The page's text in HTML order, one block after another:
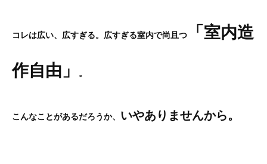
コレは広い、広すぎる。広すぎる室内で尚且つ 「室内造
作自由」 。
こんなことがあるだろうか、 いやありませんから。